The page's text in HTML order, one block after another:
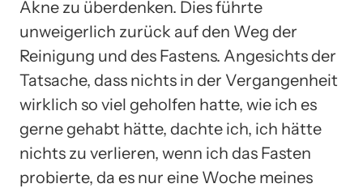
Akne zu überdenken. Dies führte
unweigerlich zurück auf den Weg der
Reinigung und des Fastens. Angesichts der
Tatsache, dass nichts in der Vergangenheit
wirklich so viel geholfen hatte, wie ich es
gerne gehabt hätte, dachte ich, ich hätte
nichts zu verlieren, wenn ich das Fasten
probierte, da es nur eine Woche meines